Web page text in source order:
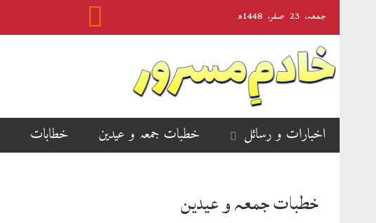
جمعہ‬‮، 23 صفر‬،
اخبارات و رسائل خطبات جمعہ و عیدین خطابات
خطبات جمعہ و عیدین